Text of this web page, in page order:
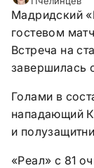
Мадридский
гостевом
Встреча на
завершилась
Голами в
нападающий
и
«Реал» с 81